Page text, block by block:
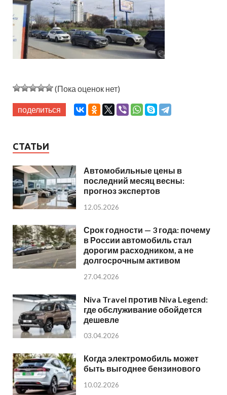
(Пока оценок нет)
поделиться
СТАТЬИ
Автомобильные цены в
последний месяц весны:
прогноз экспертов
12.05.2026
Срок годности — 3 года: почему
в России автомобиль стал
дорогим расходником, а не
долгосрочным активом
27.04.2026
Niva Travel против Niva Legend:
где обслуживание обойдется
дешевле
03.04.2026
Когда электромобиль может
быть выгоднее бензинового
10.02.2026